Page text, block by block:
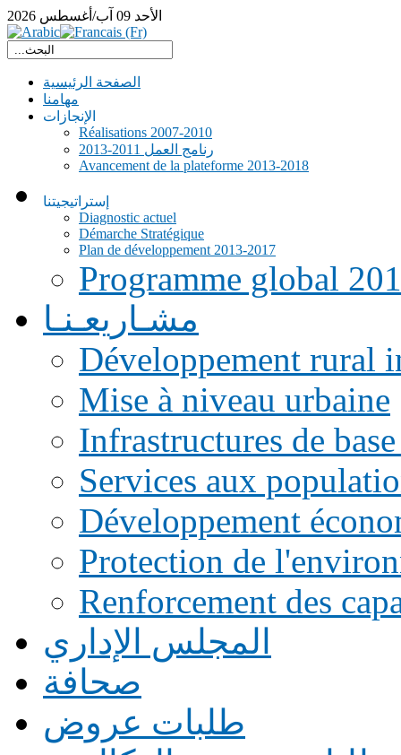
الأحد 09 آب/أغسطس 2026
الصفحة الرئيسية
مهامنا
الإنجازات
Réalisations 2007-2010
رنامج العمل 2011-2013
Avancement de la plateforme 2013-2018
إستراتيجيتنا
Diagnostic actuel
Démarche Stratégique
Plan de développement 2013-2017
Programme global
مشـاريعـنـا
Développement rural
Mise à niveau urbaine
Infrastructures de
Services aux
Développement
Protection de
Renforcement des
المجلس الإداري
صحافة
طلبات عروض